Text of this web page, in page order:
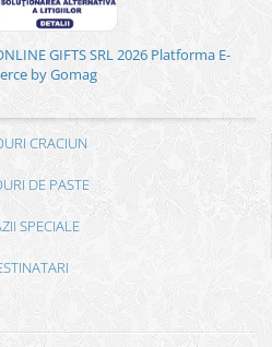
GIFTS SRL 2026 Platforma E-
by Gomag
CRACIUN
DE PASTE
SPECIALE